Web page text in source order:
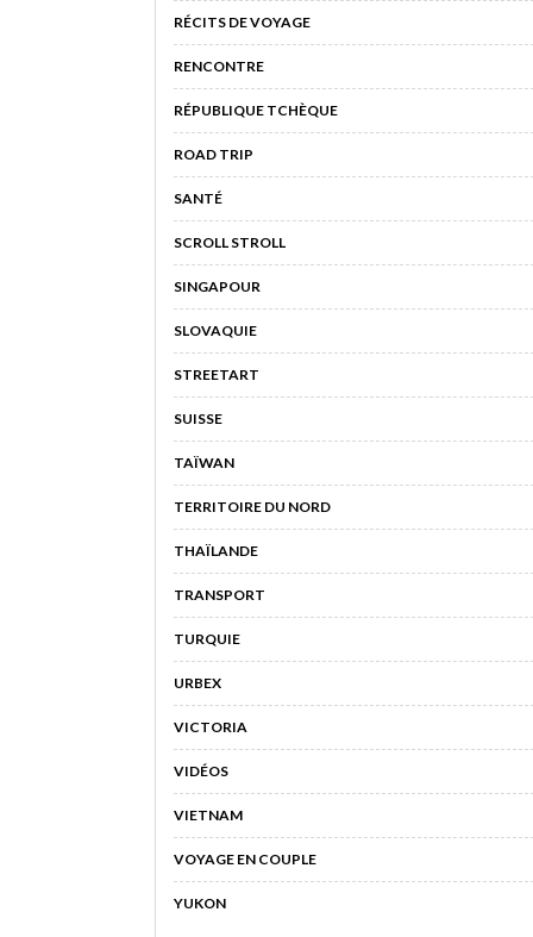
RÉCITS DE VOYAGE
RENCONTRE
RÉPUBLIQUE TCHÈQUE
ROAD TRIP
SANTÉ
SCROLL STROLL
SINGAPOUR
SLOVAQUIE
STREETART
SUISSE
TAÏWAN
TERRITOIRE DU NORD
THAÏLANDE
TRANSPORT
TURQUIE
URBEX
VICTORIA
VIDÉOS
VIETNAM
VOYAGE EN COUPLE
YUKON